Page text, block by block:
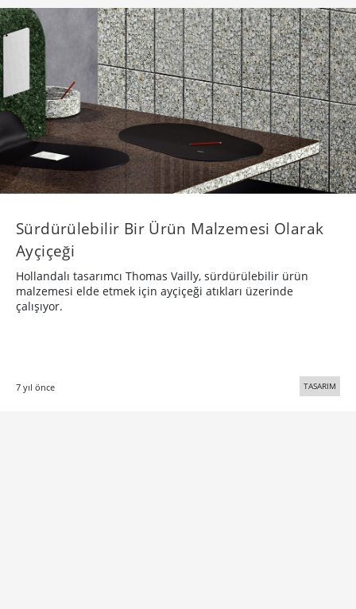
Sürdürülebilir Bir Ürün Malzemesi Olarak
Ayçiçeği
Hollandalı tasarımcı Thomas Vailly, sürdürülebilir ürün
malzemesi elde etmek için ayçiçeği atıkları üzerinde
çalışıyor.
7 yıl önce TASARIM